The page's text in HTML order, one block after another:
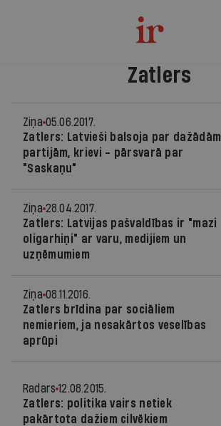
Zatlers
Ziņa 05.06.2017.
Zatlers: Latvieši balsoja par dažādām
partijām, krievi - pārsvarā par
"Saskaņu"
Ziņa 28.04.2017.
Zatlers: Latvijas pašvaldības ir "mazi
oligarhiņi" ar varu, medijiem un
uzņēmumiem
Ziņa 08.11.2016.
Zatlers brīdina par sociāliem
nemieriem, ja nesakārtos veselības
aprūpi
Radars 12.08.2015.
Zatlers: politika vairs netiek
pakārtota dažiem cilvēkiem